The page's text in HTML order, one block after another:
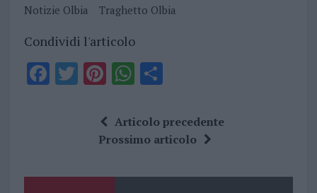
Notizie Olbia
Traghetto Olbia
Condividi l'articolo
F
o
T Pi
te
re
W
at
s
p
S
a
re
Articolo precedente
Prossimo articolo